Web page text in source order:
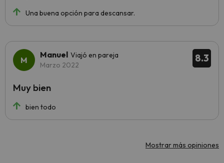
Una buena opción para descansar.
8.3
Manuel Viajó en pareja
Marzo 2022
bien todo
Muy bien
Mostrar más opiniones